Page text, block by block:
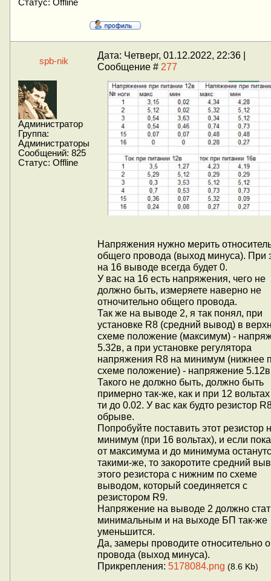
Статус: Offline
spb-nik
Дата: Четверг, 01.12.2022, 22:36 |
Сообщение # 277
Администратор
Группа:
Администраторы
Сообщений: 825
Статус: Offline
Напряжения нужно мерить
общего провода (выход минуса). При
на 16 выводе всегда будет 0.
У вас на 16 есть напряжения, чего не
должно быть, измеряете наверно не
отночительно общего провода.
Так же на выводе 2, я так понял, при
установке R8 (средний вывод) в
схеме положение (максимум) -
5.32в, а при установке регулятора
напряжения R8 на минимум (нижнее
схеме положение) - напряжение
Такого не должно быть, должно быть
примерно так-же, как и при 12
ти до 0.02. У вас как будто резистор
обрыве.
Попробуйте поставить этот резистор
минимум (при 16 вольтах), и если
от максимума и до минимума
такими-же, то закоротите средний
этого резистора с нижним по схеме
выводом, который соединяется с
резистором R9.
Напряжение на выводе 2 должно
минимальным и на выходе БП так-же
уменьшится.
Да, замеры проводите относительно
провода (выход минуса).
Прикрепления: 5178084.png (8.6 Kb)